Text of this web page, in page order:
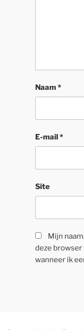
Naam*
E-mail*
Site
Mijn
deze browser
wanneer ik